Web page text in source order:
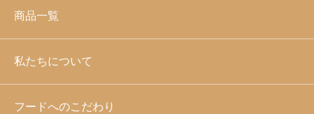
商品一覧
私たちについて
フードへのこだわり